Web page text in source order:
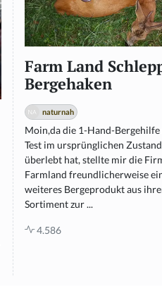
Farm Land
Bergehaken
naturnah
Moin,da die 1-Hand-Bergehilfe
Test im ursprünglichen
überlebt hat, stellte mir die
Farmland freundlicherweise
weiteres Bergeprodukt aus
Sortiment zur ...
4.586